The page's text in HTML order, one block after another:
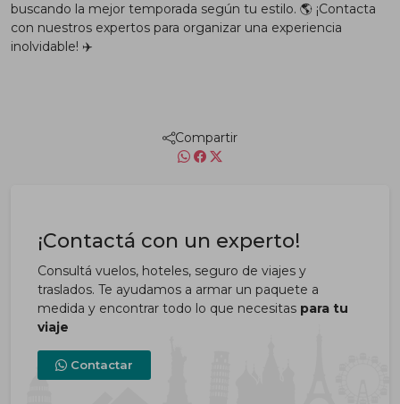
buscando la mejor temporada según tu estilo. 🌎 ¡Contacta
con nuestros expertos para organizar una experiencia
inolvidable! ✈️
Compartir
¡Contactá con un experto!
Consultá vuelos, hoteles, seguro de viajes y
traslados. Te ayudamos a armar un paquete a
medida y encontrar todo lo que necesitas para tu
viaje
Contactar